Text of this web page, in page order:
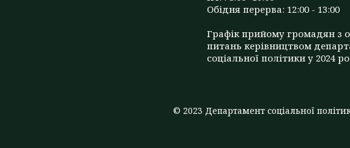
Обідня перерва: 12:00 - 13:00
Графік прийому громадян з
питань керівництвом
соціальної політики у 2024
© 2023 Департамент соціальної